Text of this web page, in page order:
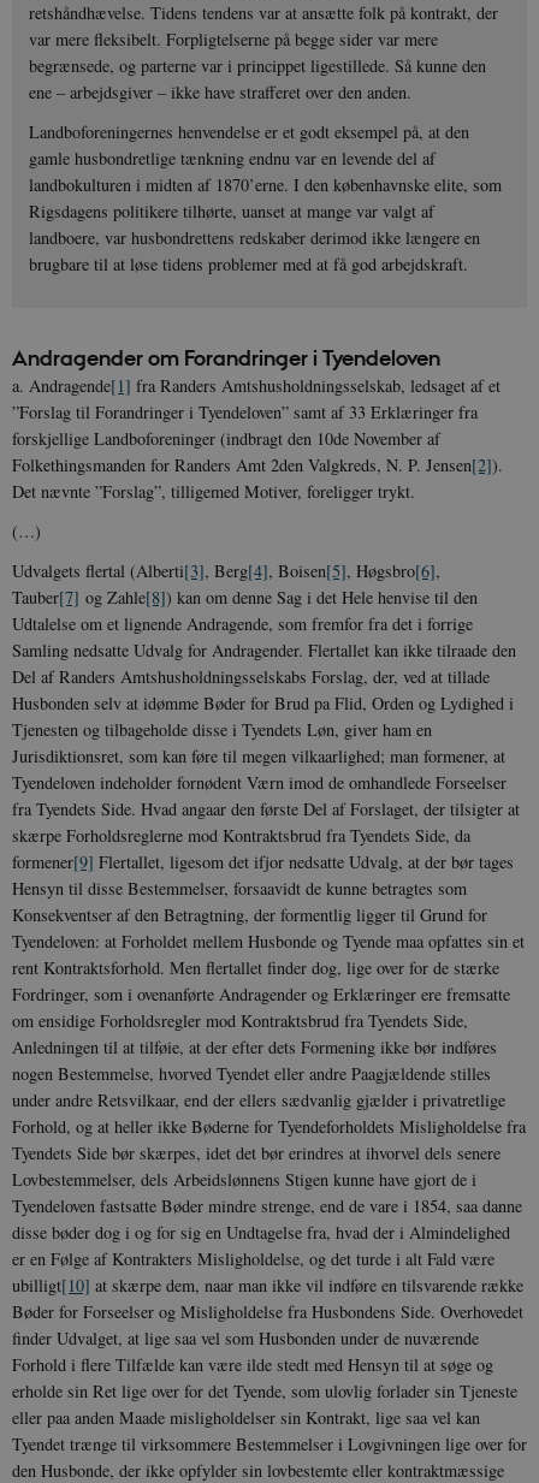
retshåndhævelse. Tidens tendens var at ansætte folk på kontrakt, der
var mere fleksibelt. Forpligtelserne på begge sider var mere
begrænsede, og parterne var i princippet ligestillede. Så kunne den
ene – arbejdsgiver – ikke have strafferet over den anden.
Landboforeningernes henvendelse er et godt eksempel på, at den
gamle husbondretlige tænkning endnu var en levende del af
landbokulturen i midten af 1870’erne. I den københavnske elite, som
Rigsdagens politikere tilhørte, uanset at mange var valgt af
landboere, var husbondrettens redskaber derimod ikke længere en
brugbare til at løse tidens problemer med at få god arbejdskraft.
Andragender om Forandringer i Tyendeloven
a. Andragende[1] fra Randers Amtshusholdningsselskab, ledsaget af et
”Forslag til Forandringer i Tyendeloven” samt af 33 Erklæringer fra
forskjellige Landboforeninger (indbragt den 10de November af
Folkethingsmanden for Randers Amt 2den Valgkreds, N. P. Jensen[2]).
Det nævnte ”Forslag”, tilligemed Motiver, foreligger trykt.
(…)
Udvalgets flertal (Alberti[3], Berg[4], Boisen[5], Høgsbro[6],
Tauber[7] og Zahle[8]) kan om denne Sag i det Hele henvise til den
Udtalelse om et lignende Andragende, som fremfor fra det i forrige
Samling nedsatte Udvalg for Andragender. Flertallet kan ikke tilraade den
Del af Randers Amtshusholdningsselskabs Forslag, der, ved at tillade
Husbonden selv at idømme Bøder for Brud pa Flid, Orden og Lydighed i
Tjenesten og tilbageholde disse i Tyendets Løn, giver ham en
Jurisdiktionsret, som kan føre til megen vilkaarlighed; man formener, at
Tyendeloven indeholder fornødent Værn imod de omhandlede Forseelser
fra Tyendets Side. Hvad angaar den første Del af Forslaget, der tilsigter at
skærpe Forholdsreglerne mod Kontraktsbrud fra Tyendets Side, da
formener[9] Flertallet, ligesom det ifjor nedsatte Udvalg, at der bør tages
Hensyn til disse Bestemmelser, forsaavidt de kunne betragtes som
Konsekventser af den Betragtning, der formentlig ligger til Grund for
Tyendeloven: at Forholdet mellem Husbonde og Tyende maa opfattes sin et
rent Kontraktsforhold. Men flertallet finder dog, lige over for de stærke
Fordringer, som i ovenanførte Andragender og Erklæringer ere fremsatte
om ensidige Forholdsregler mod Kontraktsbrud fra Tyendets Side,
Anledningen til at tilføie, at der efter dets Formening ikke bør indføres
nogen Bestemmelse, hvorved Tyendet eller andre Paagjældende stilles
under andre Retsvilkaar, end der ellers sædvanlig gjælder i privatretlige
Forhold, og at heller ikke Bøderne for Tyendeforholdets Misligholdelse fra
Tyendets Side bør skærpes, idet det bør erindres at ihvorvel dels senere
Lovbestemmelser, dels Arbeidslønnens Stigen kunne have gjort de i
Tyendeloven fastsatte Bøder mindre strenge, end de vare i 1854, saa danne
disse bøder dog i og for sig en Undtagelse fra, hvad der i Almindelighed
er en Følge af Kontrakters Misligholdelse, og det turde i alt Fald være
ubilligt[10] at skærpe dem, naar man ikke vil indføre en tilsvarende række
Bøder for Forseelser og Misligholdelse fra Husbondens Side. Overhovedet
finder Udvalget, at lige saa vel som Husbonden under de nuværende
Forhold i flere Tilfælde kan være ilde stedt med Hensyn til at søge og
erholde sin Ret lige over for det Tyende, som ulovlig forlader sin Tjeneste
eller paa anden Maade misligholdelser sin Kontrakt, lige saa vel kan
Tyendet trænge til virksommere Bestemmelser i Lovgivningen lige over for
den Husbonde, der ikke opfylder sin lovbestemte eller kontraktmæssige